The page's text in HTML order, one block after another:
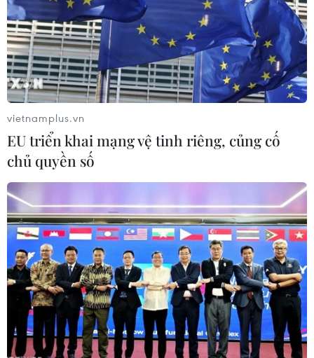
Nhiều tour du lịch mở ra cùng nhiều dịch vụ chuyên
nghiệp đã đưa Đất Mũi trở thành điểm du lịch khám
phá, trải nghiệm hấp dẫn không thể bỏ trong qua hành
trình đến với Cà Mau.
Vườn quốc gia U Minh Thượng - khu rừng
độc đáo, quý hiếm trên thế giới
vietnamplus.vn
EU triển khai mạng vệ tinh riêng, củng cố
chủ quyền số